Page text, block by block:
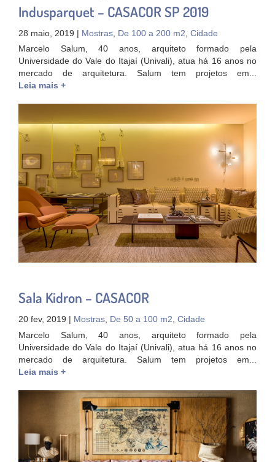
Indusparquet – CASACOR SP 2019
28 maio, 2019 | Mostras De 100 a 200 m2 Cidade
Marcelo Salum, 40 anos, arquiteto formado pela
Universidade do Vale do Itajaí (Univali), atua há 16 anos no
mercado de arquitetura. Salum tem projetos em...
Leia mais +
Sala Kidron – CASACOR
20 fev, 2019 | Mostras, De 50 a 100 m2, Cidade
Marcelo Salum, 40 anos, arquiteto formado pela
Universidade do Vale do Itajaí (Univali), atua há 16 anos no
mercado de arquitetura. Salum tem projetos em...
Leia mais +